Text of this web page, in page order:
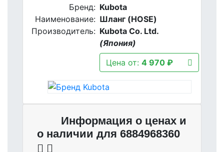
Бренд: Kubota
Наименование: Шланг (HOSE)
Производитель: Kubota Co. Ltd.
(Япония)
Цена от: 4 970 ₽
Информация о ценах и
о наличии для 6884968360